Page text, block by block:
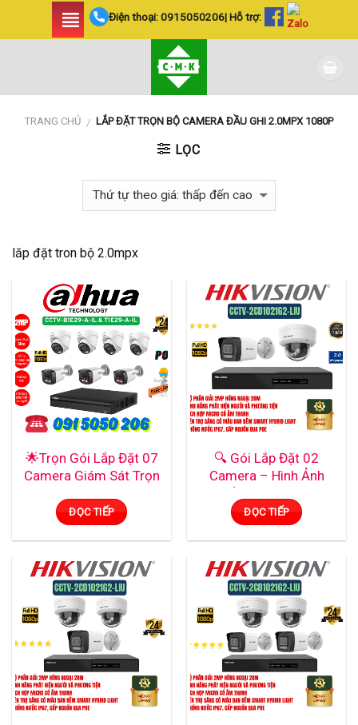
Điện thoại:0915050206| Hỗ trợ:
TRANG CHỦ / LẮP ĐẶT TRỌN BỘ CAMERA ĐẦU GHI 2.0MPX 1080P
LỌC
lăp đặt tron bộ 2.0mpx
🌟Trọn Gói Lắp Đặt 07
Camera Giám Sát Trọn
Công Chuyên Nghiệp –
Ghi Hình Mượt, Xem Từ
Xa Mọi Lúc Mọi Nơi
ĐỌC TIẾP
🔍 Gói Lắp Đặt 02
Camera – Hình Ảnh
Chuẩn Nhật, Ghi Hình
Cực Nét 24/24
ĐỌC TIẾP